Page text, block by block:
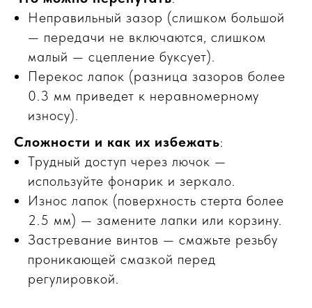
Неправильный зазор (слишком большой
— передачи не включаются, слишком
малый — сцепление буксует).
Перекос лапок (разница зазоров более
0.3 мм приведет к неравномерному
износу).
Сложности и как их избежать:
Трудный доступ через лючок —
используйте фонарик и зеркало.
Износ лапок (поверхность стерта более
2.5 мм) — замените лапки или корзину.
Застревание винтов — смажьте резьбу
проникающей смазкой перед
регулировкой.
ПО ЗВУКУ